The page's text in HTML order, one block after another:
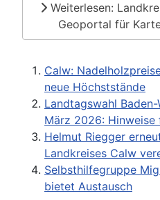
Weiterlesen:
Geoportal für
Calw:
neue Höchststände
Landtagswahl
März 2026: Hinweise
Helmut Riegger
Landkreises Calw
Selbsthilfegruppe
bietet Austausch